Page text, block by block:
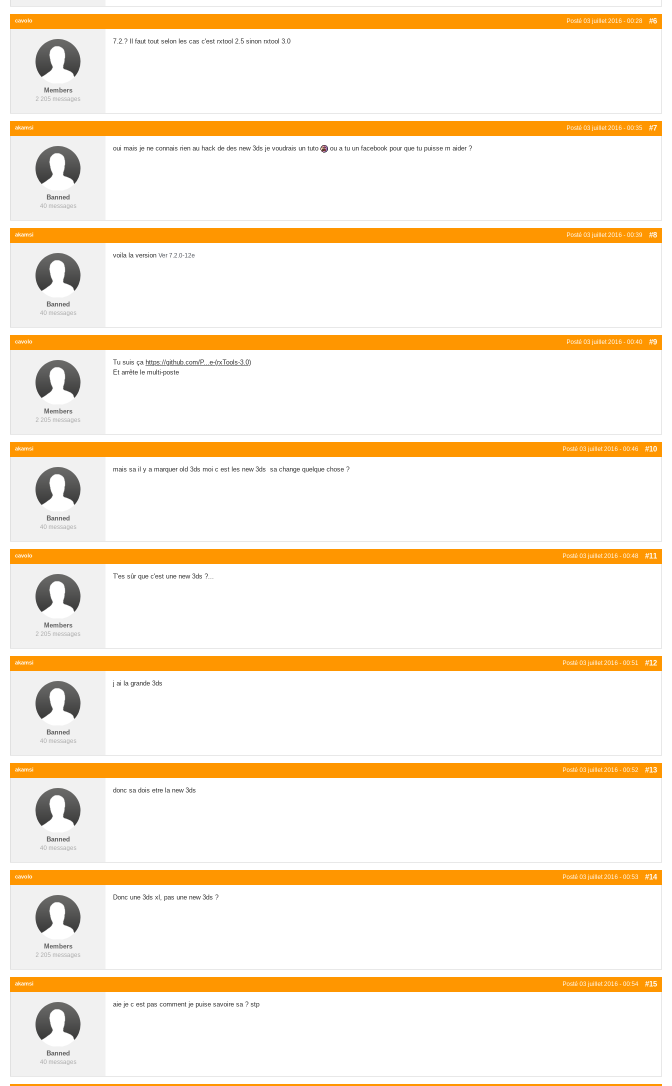
Posté 03 juillet 2016 - 00:28 #6
cavolo
Members
2 205 messages
7.2.? Il faut tout selon les cas c'est rxtool 2.5 sinon rxtool 3.0
Posté 03 juillet 2016 - 00:35 #7
akamsi
Banned
40 messages
oui mais je ne connais rien au hack de des new 3ds je voudrais un tuto ou a tu un facebook pour que tu puisse m aider ?
Posté 03 juillet 2016 - 00:39 #8
akamsi
Banned
40 messages
voila la version Ver 7.2.0-12e
Posté 03 juillet 2016 - 00:40 #9
cavolo
Members
2 205 messages
Tu suis ça https://github.com/P...e-(rxTools-3.0)
Et arrête le multi-poste
Posté 03 juillet 2016 - 00:46 #10
akamsi
Banned
40 messages
mais sa il y a marquer old 3ds moi c est les new 3ds sa change quelque chose ?
Posté 03 juillet 2016 - 00:48 #11
cavolo
Members
2 205 messages
T'es sûr que c'est une new 3ds ?...
Posté 03 juillet 2016 - 00:51 #12
akamsi
Banned
40 messages
j ai la grande 3ds
Posté 03 juillet 2016 - 00:52 #13
akamsi
Banned
40 messages
donc sa dois etre la new 3ds
Posté 03 juillet 2016 - 00:53 #14
cavolo
Members
2 205 messages
Donc une 3ds xl, pas une new 3ds ?
Posté 03 juillet 2016 - 00:54 #15
akamsi
Banned
40 messages
aie je c est pas comment je puise savoire sa ? stp